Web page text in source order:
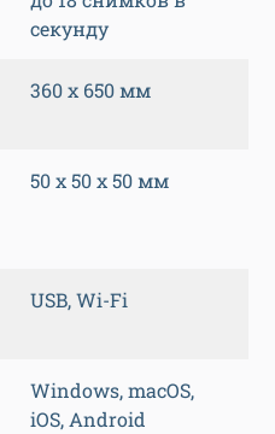
секунду
360 х 650 мм
50 х 50 х 50 мм
USB, Wi-Fi
Windows, macOS,
iOS, Android